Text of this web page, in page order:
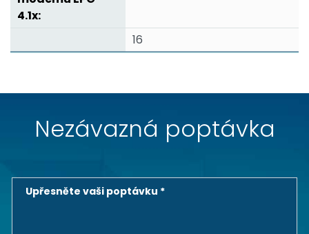
16
Nezávazná poptávka
Upřesněte vaši poptávku *